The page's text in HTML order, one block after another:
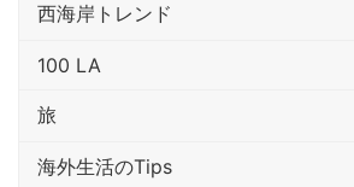
西海岸トレンド
100 LA
旅
海外生活のTips